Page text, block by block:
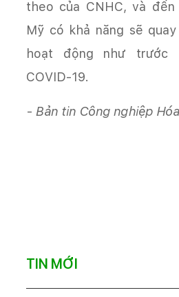
theo của CNHC, và đến
Mỹ có khả năng sẽ
hoạt động như trước
COVID-19.
- Bản tin Công nghiệp
TIN MỚI